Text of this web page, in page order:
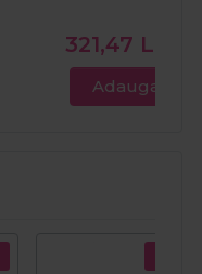
321,47 LEI
Adauga in